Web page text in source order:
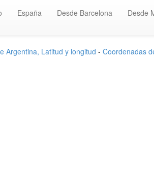
España Desde Barcelona Desde
Argentina, Latitud y longitud - Coordenadas